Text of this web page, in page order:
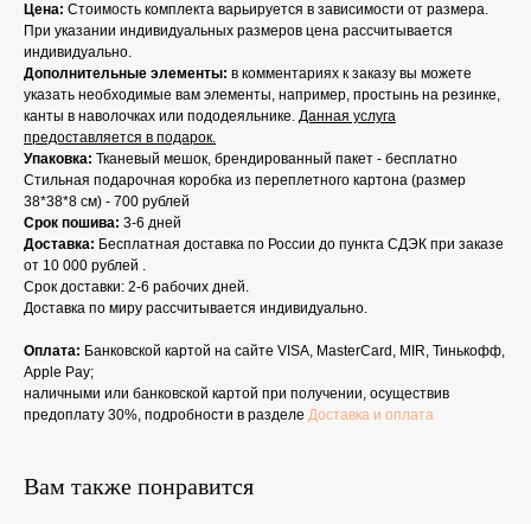
Цена: Стоимость комплекта варьируется в зависимости от размера.
При указании индивидуальных размеров цена рассчитывается
индивидуально.
Дополнительные элементы: в комментариях к заказу вы можете
указать необходимые вам элементы, например, простынь на резинке,
канты в наволочках или пододеяльнике. Данная услуга
предоставляется в подарок.
Упаковка: Тканевый мешок, брендированный пакет - бесплатно
Стильная подарочная коробка из переплетного картона (размер
38*38*8 см) - 700 рублей
Срок пошива: 3-6 дней
Доставка: Бесплатная доставка по России до пункта СДЭК при заказе
от 10 000 рублей .
Срок доставки: 2-6 рабочих дней.
Доставка по миру рассчитывается индивидуально.
Оплата: Банковской картой на сайте VISA, MasterCard, MIR, Тинькофф,
Apple Pay;
наличными или банковской картой при получении, осуществив
предоплату 30%, подробности в разделе Доставка и оплата
Вам также понравится